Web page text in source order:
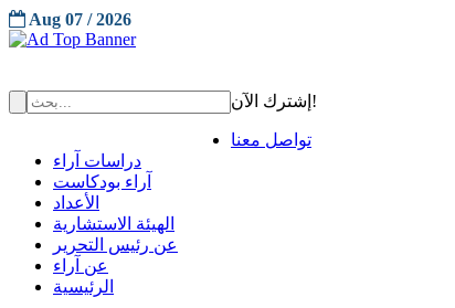
Aug 07 / 2026
إشترك الآن!
تواصل معنا
دراسات آراء
آراء بودكاست
الأعداد
الهيئة الاستشارية
عن رئيس التحرير
عن آراء
الرئيسية